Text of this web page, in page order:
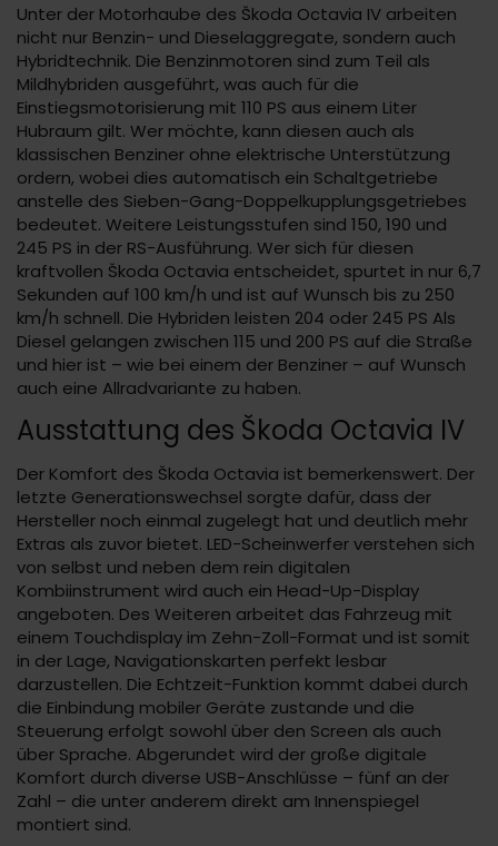
Unter der Motorhaube des Škoda Octavia IV arbeiten
nicht nur Benzin- und Dieselaggregate, sondern auch
Hybridtechnik. Die Benzinmotoren sind zum Teil als
Mildhybriden ausgeführt, was auch für die
Einstiegsmotorisierung mit 110 PS aus einem Liter
Hubraum gilt. Wer möchte, kann diesen auch als
klassischen Benziner ohne elektrische Unterstützung
ordern, wobei dies automatisch ein Schaltgetriebe
anstelle des Sieben-Gang-Doppelkupplungsgetriebes
bedeutet. Weitere Leistungsstufen sind 150, 190 und
245 PS in der RS-Ausführung. Wer sich für diesen
kraftvollen Škoda Octavia entscheidet, spurtet in nur 6,7
Sekunden auf 100 km/h und ist auf Wunsch bis zu 250
km/h schnell. Die Hybriden leisten 204 oder 245 PS Als
Diesel gelangen zwischen 115 und 200 PS auf die Straße
und hier ist – wie bei einem der Benziner – auf Wunsch
auch eine Allradvariante zu haben.
Ausstattung des Škoda Octavia IV
Der Komfort des Škoda Octavia ist bemerkenswert. Der
letzte Generationswechsel sorgte dafür, dass der
Hersteller noch einmal zugelegt hat und deutlich mehr
Extras als zuvor bietet. LED-Scheinwerfer verstehen sich
von selbst und neben dem rein digitalen
Kombiinstrument wird auch ein Head-Up-Display
angeboten. Des Weiteren arbeitet das Fahrzeug mit
einem Touchdisplay im Zehn-Zoll-Format und ist somit
in der Lage, Navigationskarten perfekt lesbar
darzustellen. Die Echtzeit-Funktion kommt dabei durch
die Einbindung mobiler Geräte zustande und die
Steuerung erfolgt sowohl über den Screen als auch
über Sprache. Abgerundet wird der große digitale
Komfort durch diverse USB-Anschlüsse – fünf an der
Zahl – die unter anderem direkt am Innenspiegel
montiert sind.